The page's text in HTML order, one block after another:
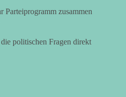
Parteiprogramm zusammen
politischen Fragen direkt